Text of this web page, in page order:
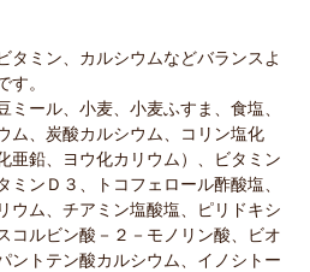
タミン、カルシウムなどバランスよ
す。
ミール、小麦、小麦ふすま、食塩、
ム、炭酸カルシウム、コリン塩化
亜鉛、ヨウ化カリウム）、ビタミン
ンＤ３、トコフェロール酢酸塩、
ウム、チアミン塩酸塩、ピリドキシ
コルビン酸－２－モノリン酸、ビオ
ントテン酸カルシウム、イノシトー